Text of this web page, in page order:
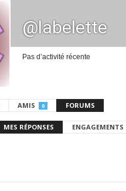
@labelette
Pas d’activité récente
AMIS 0 FORUMS
MES RÉPONSES ENGAGEMENTS